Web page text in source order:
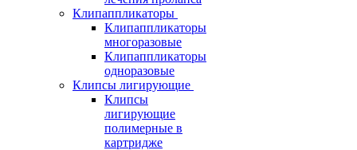
Клипаппликаторы
Клипаппликаторы
многоразовые
Клипаппликаторы
одноразовые
Клипсы лигирующие
Клипсы
лигирующие
полимерные в
картридже